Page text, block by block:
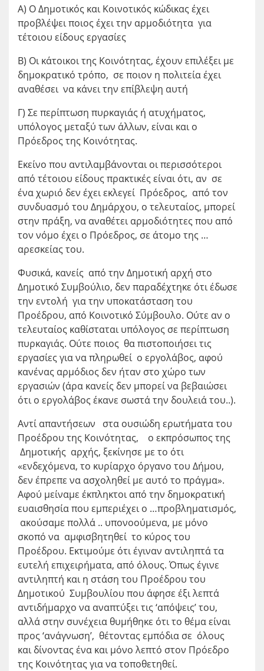
Α) Ο Δημοτικός και Κοινοτικός κώδικας έχει
προβλέψει ποιος έχει την αρμοδιότητα για
τέτοιου είδους εργασίες
Β) Οι κάτοικοι της Κοινότητας, έχουν επιλέξει με
δημοκρατικό τρόπο, σε ποιον η πολιτεία έχει
αναθέσει να κάνει την επίβλεψη αυτή
Γ) Σε περίπτωση πυρκαγιάς ή ατυχήματος,
υπόλογος μεταξύ των άλλων, είναι και ο
Πρόεδρος της Κοινότητας.
Εκείνο που αντιλαμβάνονται οι περισσότεροι
από τέτοιου είδους πρακτικές είναι ότι, αν σε
ένα χωριό δεν έχει εκλεγεί Πρόεδρος, από τον
συνδυασμό του Δημάρχου, ο τελευταίος, μπορεί
στην πράξη, να αναθέτει αρμοδιότητες που από
τον νόμο έχει ο Πρόεδρος, σε άτομο της …
αρεσκείας του.
Φυσικά, κανείς από την Δημοτική αρχή στο
Δημοτικό Συμβούλιο, δεν παραδέχτηκε ότι έδωσε
την εντολή για την υποκατάσταση του
Προέδρου, από Κοινοτικό Σύμβουλο. Ούτε αν ο
τελευταίος καθίσταται υπόλογος σε περίπτωση
πυρκαγιάς. Ούτε ποιος θα πιστοποιήσει τις
εργασίες για να πληρωθεί ο εργολάβος, αφού
κανένας αρμόδιος δεν ήταν στο χώρο των
εργασιών (άρα κανείς δεν μπορεί να βεβαιώσει
ότι ο εργολάβος έκανε σωστά την δουλειά του..).
Αντί απαντήσεων στα ουσιώδη ερωτήματα του
Προέδρου της Κοινότητας, ο εκπρόσωπος της
Δημοτικής αρχής, ξεκίνησε με το ότι
«ενδεχόμενα, το κυρίαρχο όργανο του Δήμου,
δεν έπρεπε να ασχοληθεί με αυτό το πράγμα».
Αφού μείναμε έκπληκτοι από την δημοκρατική
ευαισθησία που εμπεριέχει ο …προβληματισμός,
ακούσαμε πολλά .. υπονοούμενα, με μόνο
σκοπό να αμφισβητηθεί το κύρος του
Προέδρου. Εκτιμούμε ότι έγιναν αντιληπτά τα
ευτελή επιχειρήματα, από όλους. Όπως έγινε
αντιληπτή και η στάση του Προέδρου του
Δημοτικού Συμβουλίου που άφησε έξι λεπτά
αντιδήμαρχο να αναπτύξει τις ‘απόψεις’ του,
αλλά στην συνέχεια θυμήθηκε ότι το θέμα είναι
προς ‘ανάγνωση’, θέτοντας εμπόδια σε όλους
και δίνοντας ένα και μόνο λεπτό στον Πρόεδρο
της Κοινότητας για να τοποθετηθεί.